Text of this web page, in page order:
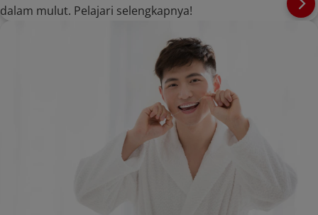
dalam mulut. Pelajari selengkapnya!